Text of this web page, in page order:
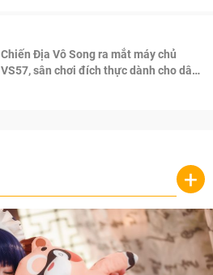
Chiến Địa Vô Song ra mắt máy chủ
VS57, sân chơi đích thực dành cho dân
+